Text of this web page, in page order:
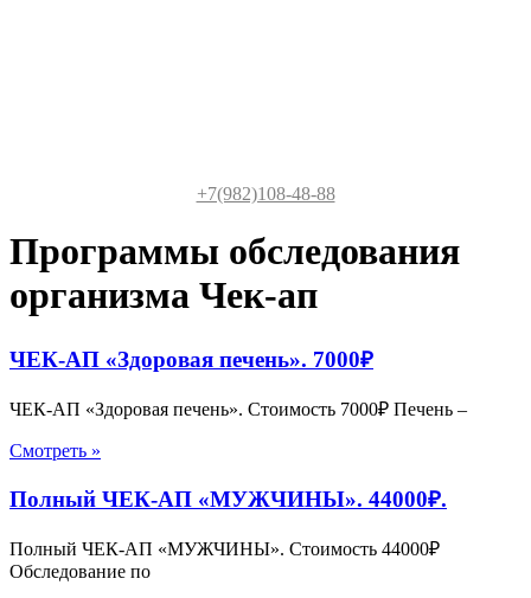
+7(982)108-48-88
Программы обследования
организма Чек-ап
ЧЕК-АП «Здоровая печень». 7000₽
ЧЕК-АП «Здоровая печень». Стоимость 7000₽ Печень –
Смотреть »
Полный ЧЕК-АП «МУЖЧИНЫ». 44000₽.
Полный ЧЕК-АП «МУЖЧИНЫ». Стоимость 44000₽
Обследование по